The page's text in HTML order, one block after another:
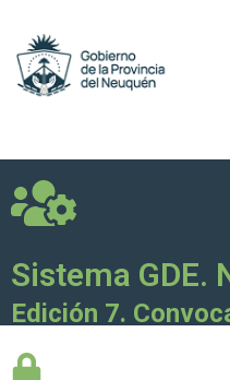
Sistema GDE.
Edición 7.